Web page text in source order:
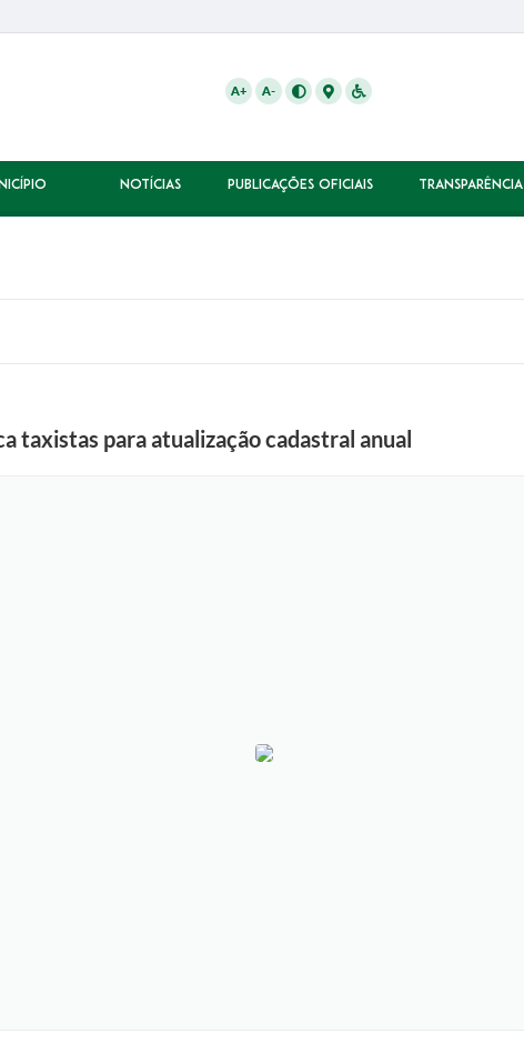
A+ A-
NOTÍCIAS PUBLICAÇÕES OFICIAIS TRANSPARÊNCIA
taxistas para atualização cadastral anual